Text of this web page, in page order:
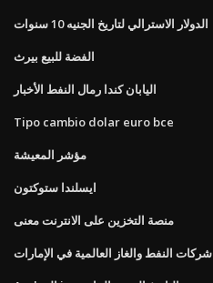
الدولار الاسترالي لتاريخ الجنيه 10 سنوات
الفضة للبيع بيرث
اليابان كندا رمال النفط الأخبار
Tipo cambio dolar euro bce
مؤشر المعيشة
ايسلندا ستوكتون
منصة التخزين على الانترنت معنى
شركات النفط والغاز العالمية في الإمارات